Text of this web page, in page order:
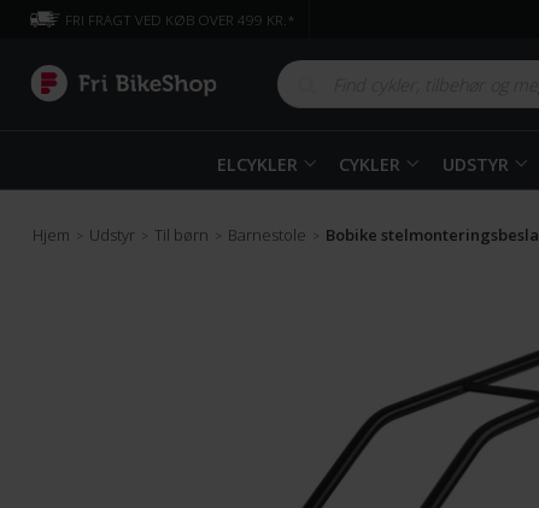
FRI FRAGT VED KØB OVER 499 KR.*
ELCYKLER CYKLER UDSTYR
Hjem > Udstyr > Til børn > Barnestole > Bobike